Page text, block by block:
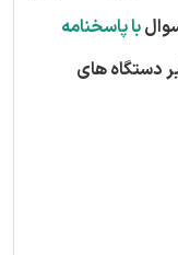
با پاسخنامه
دستگاه های